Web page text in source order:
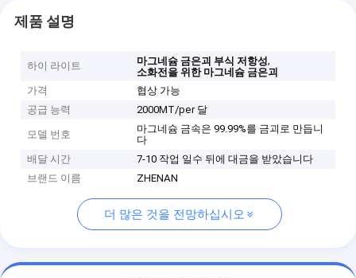
제품 설명
하이 라이트 마그네슘 금은괴 부식 저항성,
소화전을 위한 마그네슘 금은괴
가격
협상 가능
공급 능력
2000MT/per 달
모델 번호
마그네슘 금속은 99.99%를 금괴로 만듭니
다
배달 시간
7-10 작업 일수 뒤에 대금을 받았습니다
브랜드 이름
ZHENAN
더 많은 것을 전망하십시오